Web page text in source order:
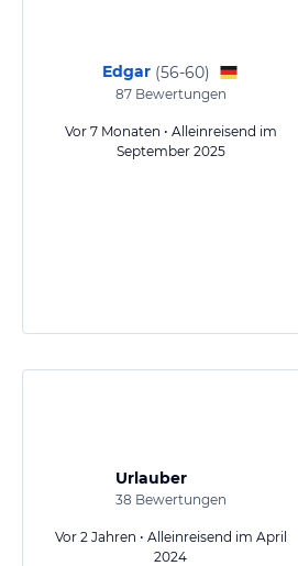
Edgar (56-60)
87Bewertungen
Vor 7 Monaten • Alleinreisend im
September 2025
Urlauber
38 Bewertungen
Vor 2 Jahren • Alleinreisend im April
2024